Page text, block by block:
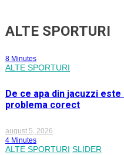
ALTE SPORTURI
8 Minutes
ALTE SPORTURI
De ce apa din jacuzzi
problema corect
august 5, 2026
4 Minutes
ALTE SPORTURI SLIDER